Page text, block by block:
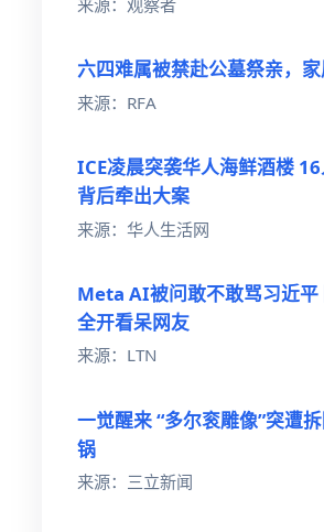
来源：观察者
六四难属被禁赴公墓祭亲，
来源：RFA
ICE凌晨突袭华人海鲜酒楼
背后牵出大案
来源：华人生活网
Meta AI被问敢不敢骂习近平
全开看呆网友
来源：LTN
一觉醒来 “多尔衮雕像”突遭
锅
来源：三立新闻